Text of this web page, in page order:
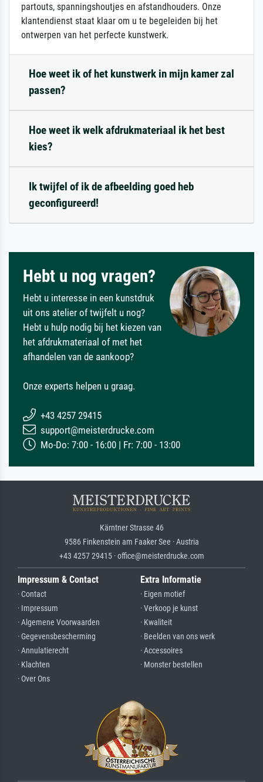
partouts, spanningshoutjes en afstandhouders. Onze
klantendienst staat klaar om u te begeleiden bij het
ontwerpen van het perfecte kunstwerk.
Hoe weet ik of het kunstwerk in mijn kamer zal
passen?
Hoe weet ik welk afdrukmateriaal ik het best
kies?
Ik twijfel of ik de afbeelding goed heb
geconfigureerd!
Hebt u nog vragen?
Hebt u interesse in een kunstdruk
uit ons atelier of twijfelt u nog?
Hebt u hulp nodig bij het kiezen van
het afdrukmateriaal of met het
afhandelen van de aankoop?
Onze experts helpen u graag.
+43 4257 29415
support@meisterdrucke.com
Mo-Do: 7:00 - 16:00 | Fr: 7:00 - 13:00
Kärntner Strasse 46
9586 Finkenstein am Faaker See · Austria
+43 4257 29415 · office@meisterdrucke.com
Impressum & Contact
· Contact
· Impressum
· Algemene Voorwaarden
· Gegevensbescherming
· Annulatierecht
· Klachten
· Over Ons
Extra Informatie
· Eigen motief
· Verkoop je kunst
· Kwaliteit
· Beelden van ons werk
· Accessoires
· Monster bestellen